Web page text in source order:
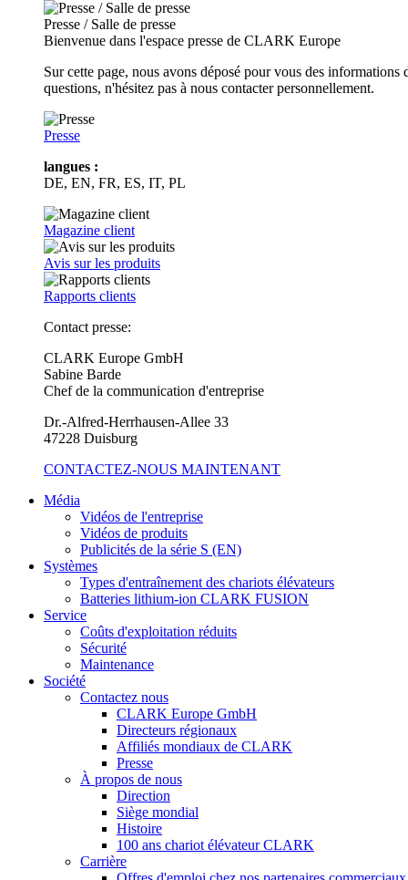
Presse / Salle de presse
Bienvenue dans l'espace presse de CLARK Europe
Sur cette page, nous avons déposé pour vous des
questions, n'hésitez pas à nous contacter personnellement.
Presse
langues :
DE, EN, FR, ES, IT, PL
Magazine client
Avis sur les produits
Rapports clients
Contact presse:
CLARK Europe GmbH
Sabine Barde
Chef de la communication d'entreprise
Dr.-Alfred-Herrhausen-Allee 33
47228 Duisburg
CONTACTEZ-NOUS MAINTENANT
Média
Vidéos de l'entreprise
Vidéos de produits
Publicités de la série S (EN)
Systèmes
Types d'entraînement des chariots élévateurs
Batteries lithium-ion CLARK FUSION
Service
Coûts d'exploitation réduits
Sécurité
Maintenance
Société
Contactez nous
CLARK Europe GmbH
Directeurs régionaux
Affiliés mondiaux de CLARK
Presse
À propos de nous
Direction
Siège mondial
Histoire
100 ans chariot élévateur CLARK
Carrière